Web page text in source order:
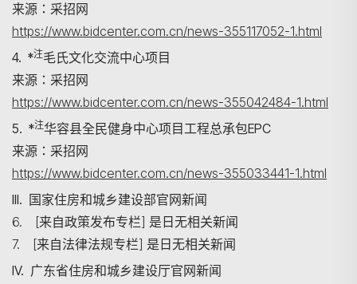
来源：采招网
https://www.bidcenter.com.cn/news-355117052-1.html
4. *注毛氏文化交流中心项目
来源：采招网
https://www.bidcenter.com.cn/news-355042484-1.html
5. *注华容县全民健身中心项目工程总承包EPC
来源：采招网
https://www.bidcenter.com.cn/news-355033441-1.html
III. 国家住房和城乡建设部官网新闻
6. [来自政策发布专栏] 是日无相关新闻
7. [来自法律法规专栏] 是日无相关新闻
IV. 广东省住房和城乡建设厅官网新闻